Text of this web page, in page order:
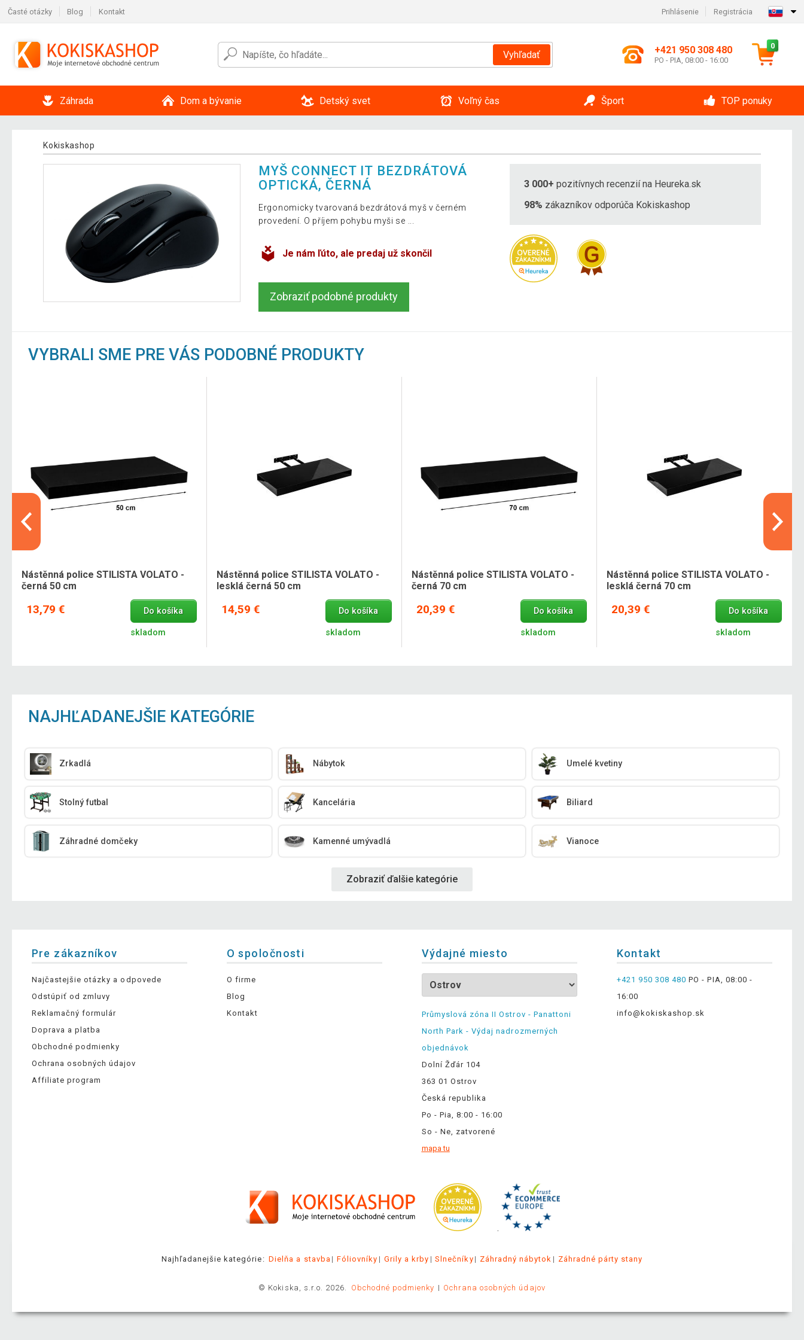
Časté otázky Blog Kontakt Prihlásenie Registrácia
Vyhľadať +421 950 308 480
PO - PIA, 08:00 - 16:00
0
Záhrada Dom a bývanie Detský svet Voľný čas Šport TOP ponuky
Kokiskashop
MYŠ CONNECT IT BEZDRÁTOVÁ
OPTICKÁ, ČERNÁ
Ergonomicky tvarovaná bezdrátová myš v černém
provedení. O příjem pohybu myši se ...
Je nám ľúto, ale predaj už skončil
Zobraziť podobné produkty
3 000+ pozitívnych recenzií na Heureka.sk
98% zákazníkov odporúča Kokiskashop
VYBRALI SME PRE VÁS PODOBNÉ PRODUKTY
Nástěnná police STILISTA VOLATO -
černá 50 cm
13,79 € Do košíka
skladom
Nástěnná police STILISTA VOLATO -
lesklá černá 50 cm
14,59 € Do košíka
skladom
Nástěnná police STILISTA VOLATO -
černá 70 cm
20,39 € Do košíka
skladom
Nástěnná police STILISTA VOLATO -
lesklá černá 70 cm
20,39 € Do košíka
skladom
NAJHĽADANEJŠIE KATEGÓRIE
Zrkadlá Nábytok Umelé kvetiny
Stolný futbal Kancelária Biliard
Záhradné domčeky Kamenné umývadlá Vianoce
Zobraziť ďalšie kategórie
Pre zákazníkov
Najčastejšie otázky a odpovede
Odstúpiť od zmluvy
Reklamačný formulár
Doprava a platba
Obchodné podmienky
Ochrana osobných údajov
Affiliate program
O spoločnosti
O firme
Blog
Kontakt
Výdajné miesto
Průmyslová zóna II Ostrov - Panattoni
North Park - Výdaj nadrozmerných
objednávok
Dolní Žďár 104
363 01 Ostrov
Česká republika
Po - Pia, 8:00 - 16:00
So - Ne, zatvorené
mapa tu
Kontakt
+421 950 308 480 PO - PIA, 08:00 -
16:00
info@kokiskashop.sk
.
Najhľadanejšie kategórie: Dielňa a stavba Fóliovníky Grily a krby Slnečníky Záhradný nábytok Záhradné párty stany
© Kokiska, s.r.o. 2026. Obchodné podmienky Ochrana osobných údajov